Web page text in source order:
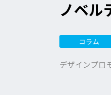
ノベル
コラム
デザインプロ